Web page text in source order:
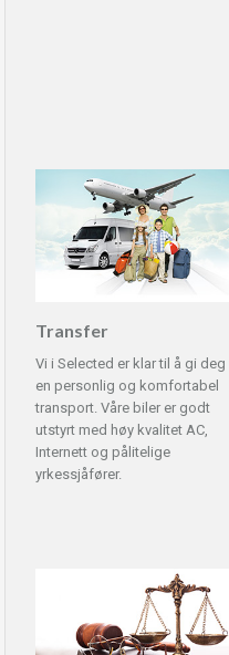
Transfer
Vi i Selected er klar til å gi deg
en personlig og komfortabel
transport. Våre biler er godt
utstyrt med høy kvalitet AC,
Internett og pålitelige
yrkessjåfører.